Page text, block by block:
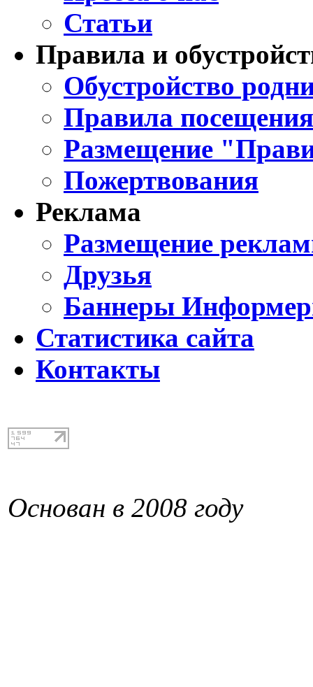
Статьи
Правила и
Обустройство
Правила
Размещение
Пожертвования
Реклама
Размещение
Друзья
Баннеры
Статистика сайта
Контакты
Основан в 2008 году